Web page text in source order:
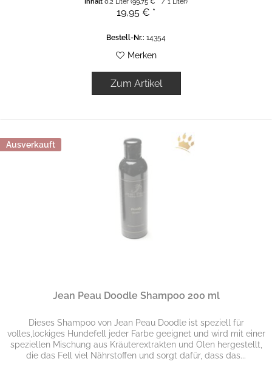
Inhalt0.2 Liter(99,75 € * / 1 Liter)
19,95 € *
Bestell-Nr.: 14354
Merken
Zum Artikel
Ausverkauft
Jean Peau Doodle Shampoo 200 ml
Dieses Shampoo von Jean Peau Doodle ist speziell für
volles,lockiges Hundefell jeder Farbe geeignet und wird mit einer
speziellen Mischung aus Kräuterextrakten und Ölen hergestellt,
die das Fell viel Nährstoffen und sorgt dafür, dass das...